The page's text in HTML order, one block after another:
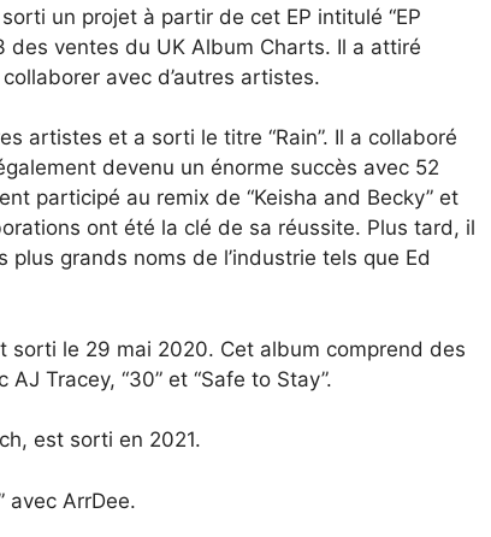
un projet à partir de cet EP intitulé “EP
des ventes du UK Album Charts. Il a attiré
avec d’autres artistes.
artistes et a sorti le titre “Rain”. Il a collaboré
devenu un énorme succès avec 52
participé au remix de “Keisha and Becky” et
ont été la clé de sa réussite. Plus tard, il
grands noms de l’industrie tels que Ed
sorti le 29 mai 2020. Cet album comprend des
Tracey, “30” et “Safe to Stay”.
est sorti en 2021.
avec ArrDee.